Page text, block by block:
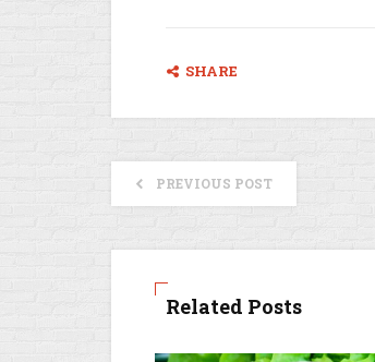
SHARE
PREVIOUS POST
Related Posts